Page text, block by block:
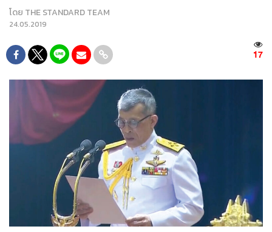
โดย THE STANDARD TEAM
24.05.2019
17